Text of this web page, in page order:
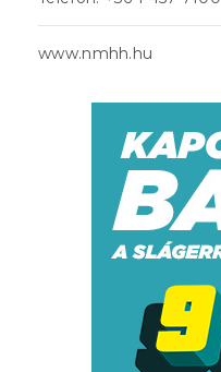
www.nmhh.hu